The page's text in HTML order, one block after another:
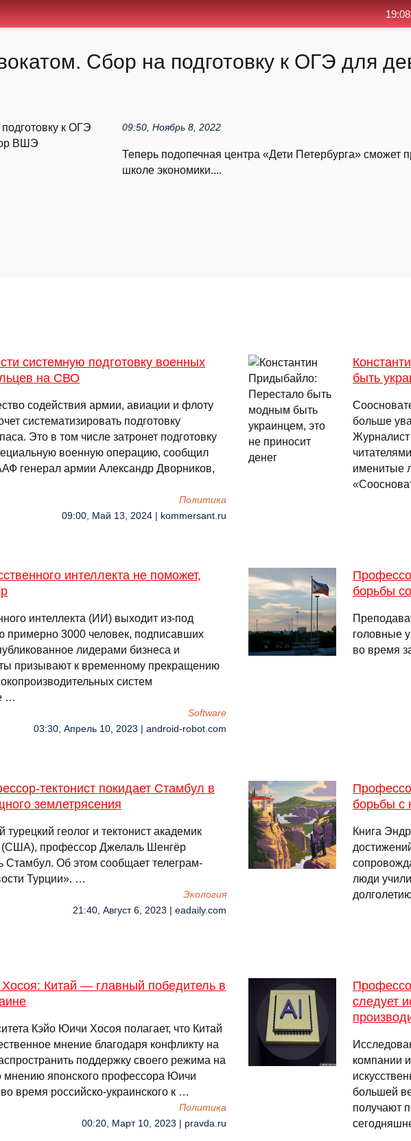
Сбор на подготовку к ОГЭ для
09:50, Ноябрь 8, 2022
Теперь подопечная центра «Дети Петербурга»
школе экономики....
системную подготовку военных
на СВО
содействия армии, авиации и флоту
систематизировать подготовку
Это в том числе затронет подготовку
военную операцию, сообщил
генерал армии Александр Дворников,
Политика
09:00, Май 13, 2024 | kommersant.ru
быть
больше
Журналист
именитые
интеллекта не поможет,
интеллекта (ИИ) выходит из-под
примерно 3000 человек, подписавших
лидерами бизнеса и
призывают к временному прекращению
систем
…
Software
03:30, Апрель 10, 2023 | android-robot.com
борьбы
головные
во время
тектонист покидает Стамбул в
землетрясения
геолог и тектонист академик
профессор Джелаль Шенгёр
Стамбул. Об этом сообщает телеграм-
Турции». …
Экология
21:40, Август 6, 2023 | eadaily.com
борьбы с
Книга
люди
Китай — главный победитель в
Кэйо Юичи Хосоя полагает, что Китай
мнение благодаря конфликту на
поддержку своего режима на
мнению японского профессора Юичи
время российско-украинского к …
Политика
00:20, Март 10, 2023 | pravda.ru
следует
компании
большей
получают